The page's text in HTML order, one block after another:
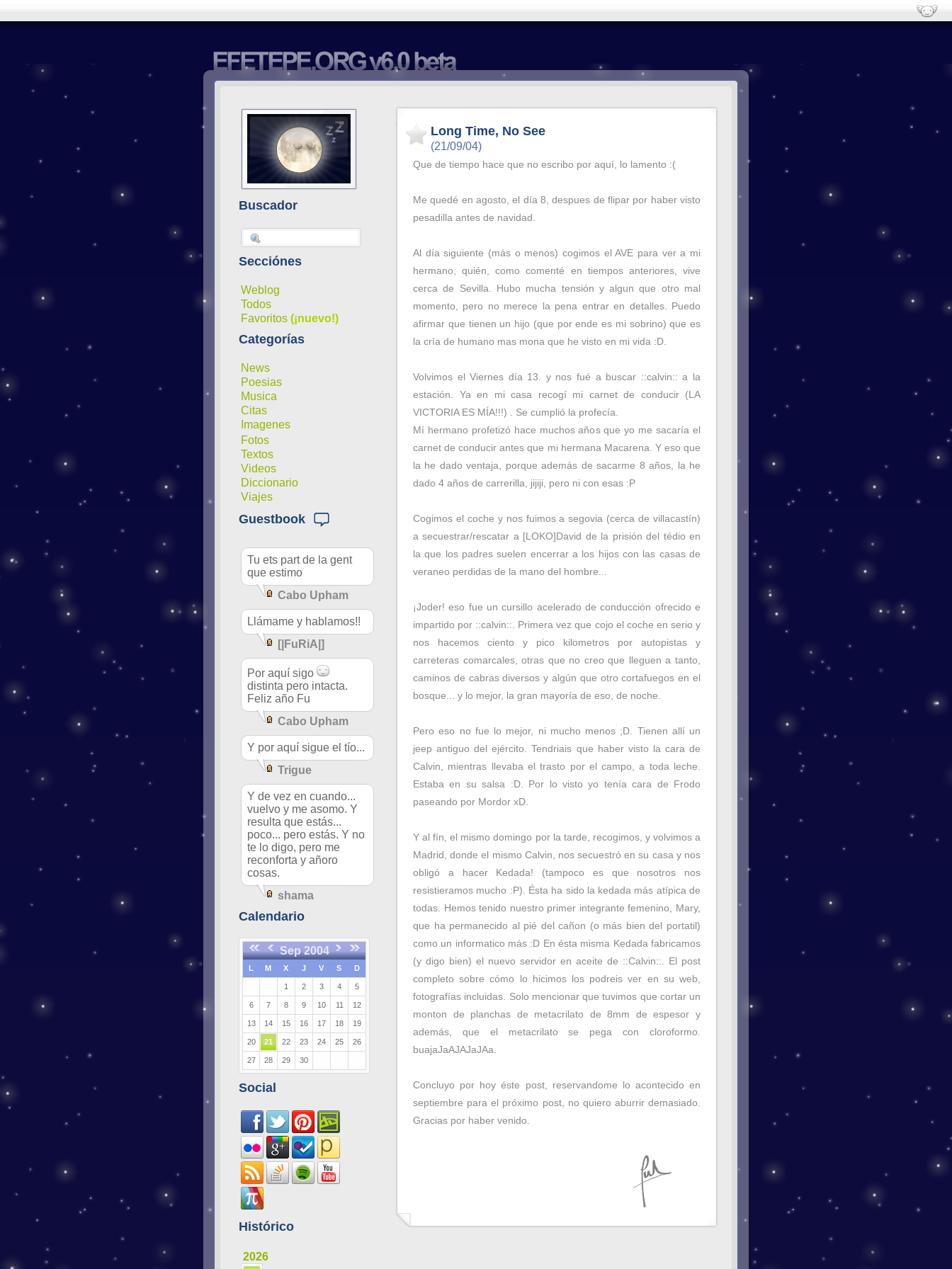
Buscador
Secciónes
Weblog
Todos
Favoritos (¡nuevo!)
Categorías
News
Poesias
Musica
Citas
Imagenes
Fotos
Textos
Videos
Diccionario
Viajes
Guestbook
Tu ets part de la gent
que estimo
Cabo Upham
Llámame y hablamos!!
[|FuRiA|]
Por aquí sigo
distinta pero intacta.
Feliz año Fu
Cabo Upham
Y por aquí sigue el tío...
Trigue
Y de vez en cuando...
vuelvo y me asomo. Y
resulta que estás...
poco... pero estás. Y no
te lo digo, pero me
reconforta y añoro
cosas.
shama
Calendario
Sep 2004
L M X J V S D
1 2 3 4 5
6 7 8 9 10 11 12
13 14 15 16 17 18 19
20 21 22 23 24 25 26
27 28 29 30
Social
Histórico
2026
Long Time, No See
(21/09/04)
Que de tiempo hace que no escribo por aquí, lo lamento :(
Me quedé en agosto, el día 8, despues de flipar por haber visto
pesadilla antes de navidad.
Al día siguiente (más o menos) cogimos el AVE para ver a mi
hermano, quién, como comenté en tiempos anteriores, vive
cerca de Sevilla. Hubo mucha tensión y algun que otro mal
momento, pero no merece la pena entrar en detalles. Puedo
afirmar que tienen un hijo (que por ende es mi sobrino) que es
la cría de humano mas mona que he visto en mi vida :D.
Volvimos el Viernes día 13. y nos fué a buscar ::calvin:: a la
estación. Ya en mi casa recogí mi carnet de conducir (LA
VICTORIA ES MÍA!!!) . Se cumplió la profecía.
Mí hermano profetizó hace muchos años que yo me sacaría el
carnet de conducir antes que mi hermana Macarena. Y eso que
la he dado ventaja, porque además de sacarme 8 años, la he
dado 4 años de carrerilla, jijiji, pero ni con esas :P
Cogimos el coche y nos fuimos a segovia (cerca de villacastín)
a secuestrar/rescatar a [LOKO]David de la prisión del tédio en
la que los padres suelen encerrar a los hijos con las casas de
veraneo perdidas de la mano del hombre...
¡Joder! eso fue un cursillo acelerado de conducción ofrecido e
impartido por ::calvin::. Primera vez que cojo el coche en serio y
nos hacemos ciento y pico kilometros por autopistas y
carreteras comarcales, otras que no creo que lleguen a tanto,
caminos de cabras diversos y algún que otro cortafuegos en el
bosque... y lo mejor, la gran mayoría de eso, de noche.
Pero eso no fue lo mejor, ni mucho menos ;D. Tienen allí un
jeep antiguo del ejército. Tendriais que haber visto la cara de
Calvin, mientras llevaba el trasto por el campo, a toda leche.
Estaba en su salsa :D. Por lo visto yo tenía cara de Frodo
paseando por Mordor xD.
Y al fín, el mismo domingo por la tarde, recogimos, y volvimos a
Madrid, donde el mismo Calvin, nos secuestró en su casa y nos
obligó a hacer Kedada! (tampoco es que nosotros nos
resistieramos mucho :P). Ésta ha sido la kedada más atípica de
todas. Hemos tenido nuestro primer integrante femenino, Mary,
que ha permanecido al pié del cañon (o más bien del portatil)
como un informatico más :D En ésta misma Kedada fabricamos
(y digo bien) el nuevo servidor en aceite de ::Calvin::. El post
completo sobre cómo lo hicimos los podreis ver en su web,
fotografías incluidas. Solo mencionar que tuvimos que cortar un
monton de planchas de metacrilato de 8mm de espesor y
además, que el metacrilato se pega con cloroformo.
buajaJaAJAJaJAa.
Concluyo por hoy éste post, reservandome lo acontecido en
septiembre para el próximo post, no quiero aburrir demasiado.
Gracias por haber venido.